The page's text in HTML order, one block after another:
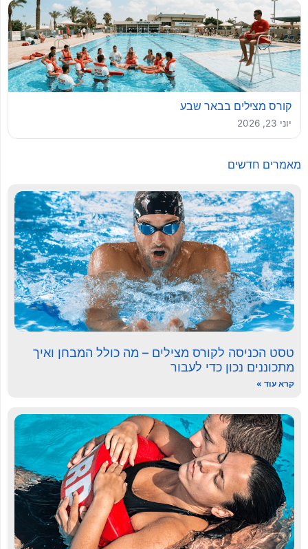
קורס מצילים בבאר שבע
יוני 23, 2026
מאמרים חדשים
טסט הכניסה לקורס מצילים – מה כולל המבחן ואיך
מתכוננים נכון כדי לעבור
קרא עוד »